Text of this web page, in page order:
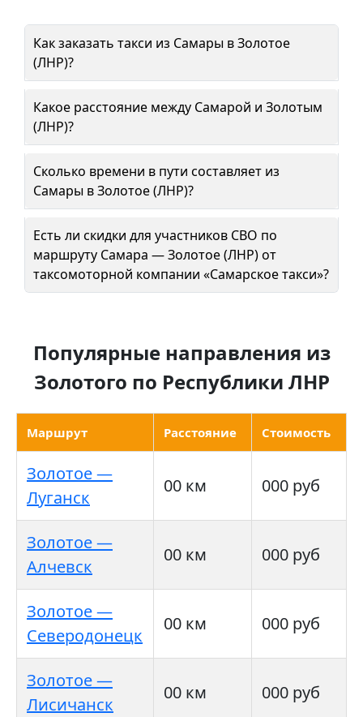
Как заказать такси из Самары в Золотое
(ЛНР)?
Какое расстояние между Самарой и Золотым
(ЛНР)?
Сколько времени в пути составляет из
Самары в Золотое (ЛНР)?
Есть ли скидки для участников СВО по
маршруту Самара — Золотое (ЛНР) от
таксомоторной компании «Самарское такси»?
Популярные направления из
Золотого по Республики ЛНР
Маршрут Расстояние Стоимость
Золотое —
Луганск
00 км 000 руб
Золотое —
Алчевск
00 км 000 руб
Золотое —
Северодонецк
00 км 000 руб
Золотое —
Лисичанск
00 км 000 руб